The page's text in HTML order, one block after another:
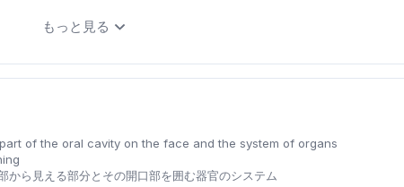
もっと見る
of the oral cavity on the face and the system of organs
から見える部分とその開口部を囲む器官のシステム